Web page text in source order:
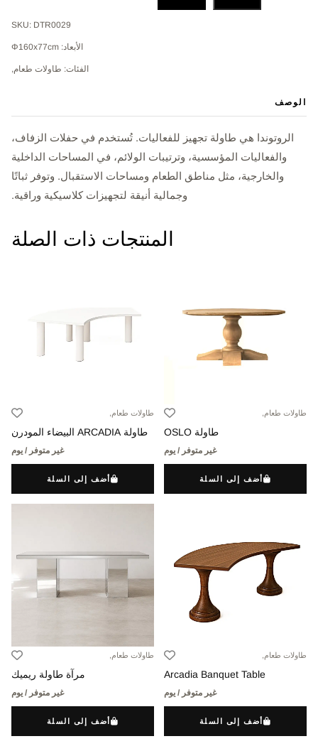
SKU: DTR0029
الأبعاد: Φ160x77cm
الفئات: طاولات طعام,
الوصف
الروتوندا هي طاولة تجهيز للفعاليات. تُستخدم في حفلات الزفاف،
والفعاليات المؤسسية، وترتيبات الولائم، في المساحات الداخلية
والخارجية، مثل مناطق الطعام ومساحات الاستقبال. وتوفر ثباتًا
وجمالية أنيقة لتجهيزات كلاسيكية وراقية.
المنتجات ذات الصلة
طاولات طعام,
طاولة OSLO
غير متوفر / يوم
أضف إلى السلة
طاولات طعام,
طاولة ARCADIA البيضاء المودرن
غير متوفر / يوم
أضف إلى السلة
طاولات طعام,
Arcadia Banquet Table
غير متوفر / يوم
أضف إلى السلة
طاولات طعام,
مرآة طاولة ريميك
غير متوفر / يوم
أضف إلى السلة